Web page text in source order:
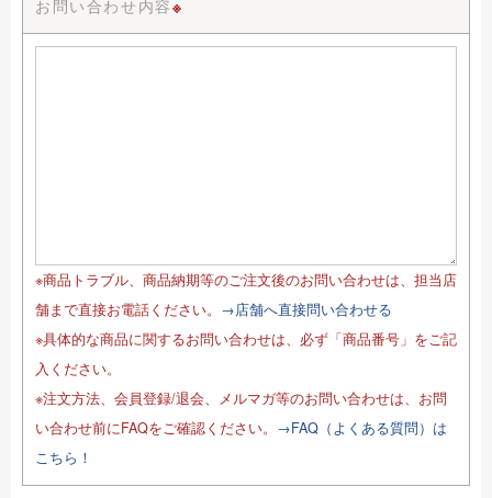
お問い合わせ内容※
※商品トラブル、商品納期等のご注文後のお問い合わせは、担当店
舗まで直接お電話ください。 →店舗へ直接問い合わせる
※具体的な商品に関するお問い合わせは、必ず「商品番号」をご記
入ください。
※注文方法、会員登録/退会、メルマガ等のお問い合わせは、お問
い合わせ前にFAQをご確認ください。 →FAQ（よくある質問）は
こちら！